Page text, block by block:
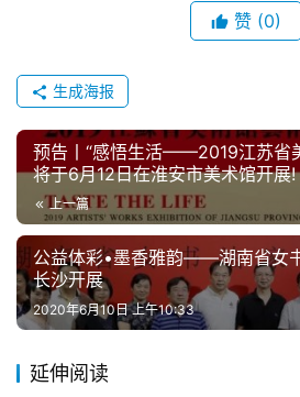
赞 (0)
生成海报
预告丨“感悟生活——2019江苏省
将于6月12日在淮安市美术馆开展!
上一篇
公益体彩•墨香雅韵——湖南省女
长沙开展
2020年6月10日 上午10:33
延伸阅读